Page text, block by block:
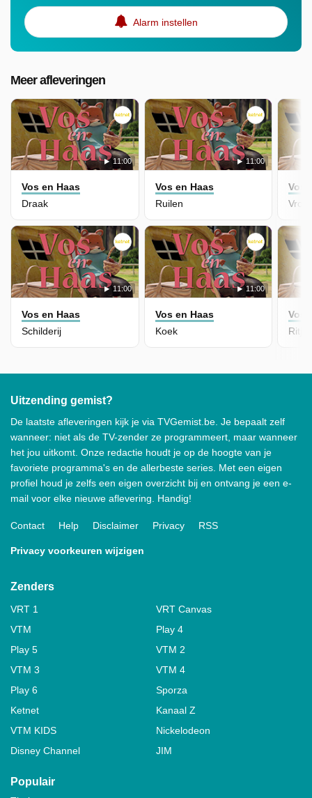
Alarm instellen
Meer afleveringen
11:00
Vos en Haas
Draak
11:00
Vos en Haas
Ruilen
11:00
Vos en Haas
Schilderij
11:00
Vos en Haas
Koek
Vos
Vos
Ritje
Uitzending gemist?
De laatste afleveringen kijk je via TVGemist.be. Je bepaalt zelf
wanneer: niet als de TV-zender ze programmeert, maar wanneer
het jou uitkomt. Onze redactie houdt je op de hoogte van je
favoriete programma's en de allerbeste series. Met een eigen
profiel houd je zelfs een eigen overzicht bij en ontvang je een e-
mail voor elke nieuwe aflevering. Handig!
Contact Help Disclaimer Privacy RSS
Privacy voorkeuren wijzigen
Zenders
VRT 1
VRT Canvas
VTM
Play 4
Play 5
VTM 2
VTM 3
VTM 4
Play 6
Sporza
Ketnet
Kanaal Z
VTM KIDS
Nickelodeon
Disney Channel
JIM
Populair